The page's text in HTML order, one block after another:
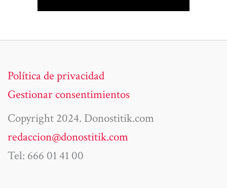
Política de privacidad
Gestionar consentimientos
Copyright 2024. Donostitik.com
redaccion@donostitik.com
Tel: 666 01 41 00